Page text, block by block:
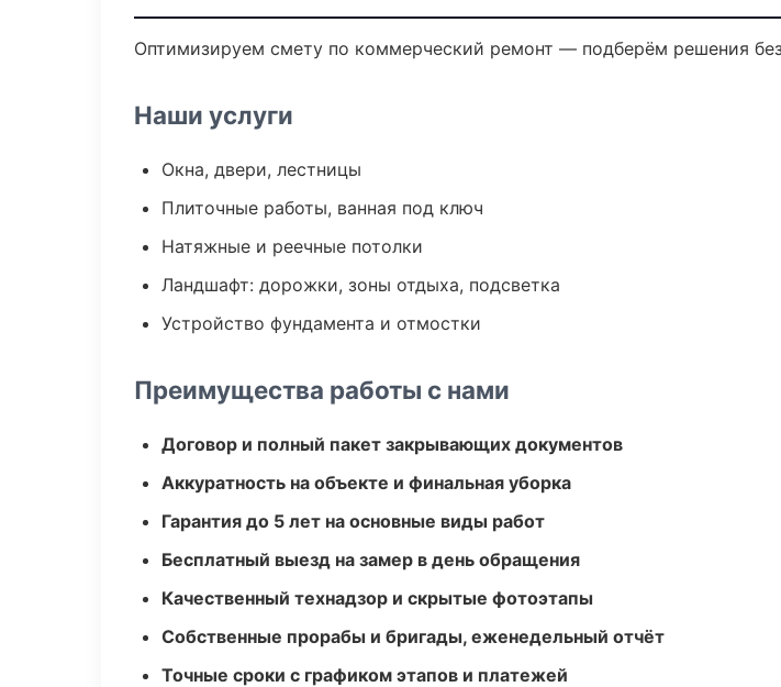
Оптимизируем смету по коммерческий ремонт — подберём решения
Наши услуги
Окна, двери, лестницы
Плиточные работы, ванная под ключ
Натяжные и реечные потолки
Ландшафт: дорожки, зоны отдыха, подсветка
Устройство фундамента и отмостки
Преимущества работы с нами
Договор и полный пакет закрывающих документов
Аккуратность на объекте и финальная уборка
Гарантия до 5 лет на основные виды работ
Бесплатный выезд на замер в день обращения
Качественный технадзор и скрытые фотоэтапы
Собственные прорабы и бригады, еженедельный отчёт
Точные сроки с графиком этапов и платежей